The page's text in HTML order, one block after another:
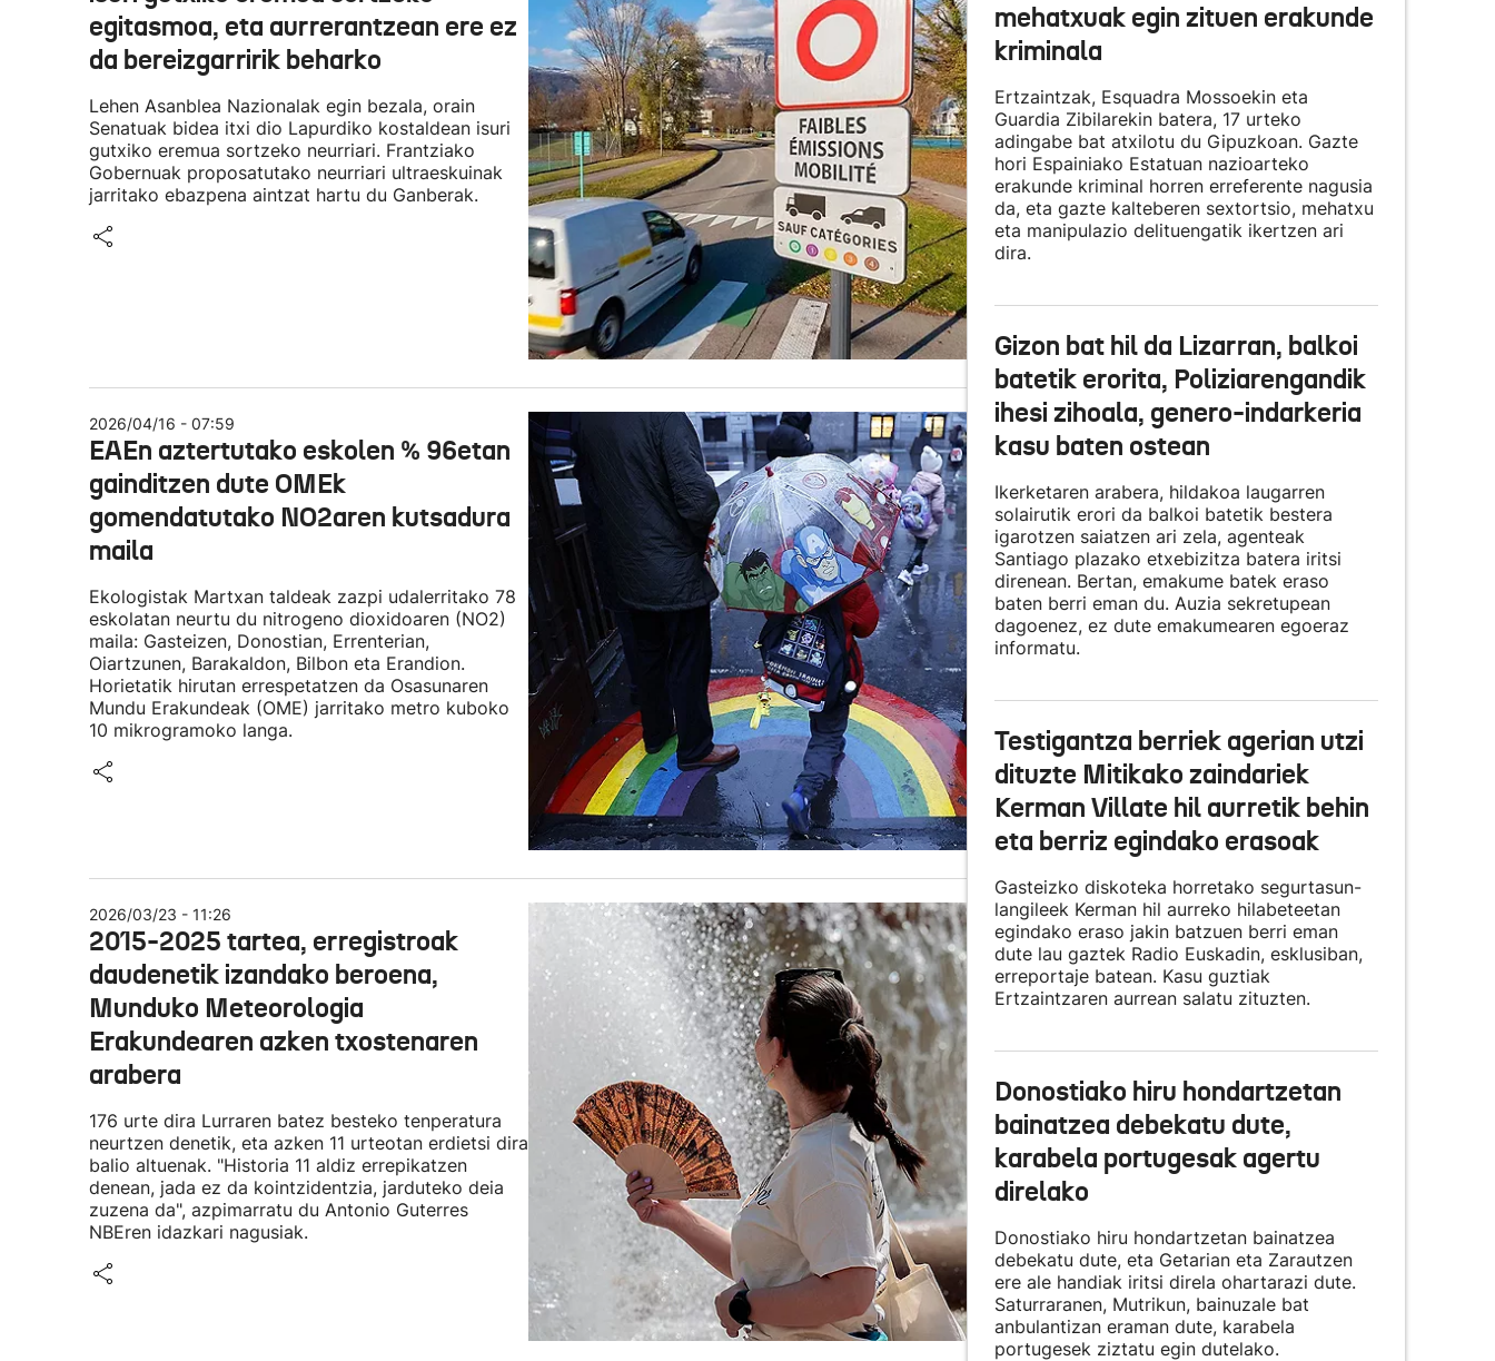
egitasmoa, eta aurrerantzean ere ez
da bereizgarririk beharko
Lehen Asanblea Nazionalak egin bezala, orain
Senatuak bidea itxi dio Lapurdiko kostaldean isuri
gutxiko eremua sortzeko neurriari. Frantziako
Gobernuak proposatutako neurriari ultraeskuinak
jarritako ebazpena aintzat hartu du Ganberak.
2026/04/16 - 07:59
EAEn aztertutako eskolen % 96etan
gainditzen dute OMEk
gomendatutako NO2aren kutsadura
maila
Ekologistak Martxan taldeak zazpi udalerritako 78
eskolatan neurtu du nitrogeno dioxidoaren (NO2)
maila: Gasteizen, Donostian, Errenterian,
Oiartzunen, Barakaldon, Bilbon eta Erandion.
Horietatik hirutan errespetatzen da Osasunaren
Mundu Erakundeak (OME) jarritako metro kuboko
10 mikrogramoko langa.
2026/03/23 - 11:26
2015-2025 tartea, erregistroak
daudenetik izandako beroena,
Munduko Meteorologia
Erakundearen azken txostenaren
arabera
176 urte dira Lurraren batez besteko tenperatura
neurtzen denetik, eta azken 11 urteotan erdietsi dira
balio altuenak. "Historia 11 aldiz errepikatzen
denean, jada ez da kointzidentzia, jarduteko deia
zuzena da", azpimarratu du Antonio Guterres
NBEren idazkari nagusiak.
mehatxuak egin zituen erakunde
kriminala
Ertzaintzak, Esquadra Mossoekin eta
Guardia Zibilarekin batera, 17 urteko
adingabe bat atxilotu du Gipuzkoan. Gazte
hori Espainiako Estatuan nazioarteko
erakunde kriminal horren erreferente nagusia
da, eta gazte kalteberen sextortsio, mehatxu
eta manipulazio delituengatik ikertzen ari
dira.
Gizon bat hil da Lizarran, balkoi
batetik erorita, Poliziarengandik
ihesi zihoala, genero-indarkeria
kasu baten ostean
Ikerketaren arabera, hildakoa laugarren
solairutik erori da balkoi batetik bestera
igarotzen saiatzen ari zela, agenteak
Santiago plazako etxebizitza batera iritsi
direnean. Bertan, emakume batek eraso
baten berri eman du. Auzia sekretupean
dagoenez, ez dute emakumearen egoeraz
informatu.
Testigantza berriek agerian utzi
dituzte Mitikako zaindariek
Kerman Villate hil aurretik behin
eta berriz egindako erasoak
Gasteizko diskoteka horretako segurtasun-
langileek Kerman hil aurreko hilabeteetan
egindako eraso jakin batzuen berri eman
dute lau gaztek Radio Euskadin, esklusiban,
erreportaje batean. Kasu guztiak
Ertzaintzaren aurrean salatu zituzten.
Donostiako hiru hondartzetan
bainatzea debekatu dute,
karabela portugesak agertu
direlako
Donostiako hiru hondartzetan bainatzea
debekatu dute, eta Getarian eta Zarautzen
ere ale handiak iritsi direla ohartarazi dute.
Saturraranen, Mutrikun, bainuzale bat
anbulantizan eraman dute, karabela
portugesek ziztatu egin dutelako.